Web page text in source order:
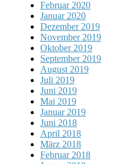
Februar 2020
Januar 2020
Dezember 2019
November 2019
Oktober 2019
September 2019
August 2019
Juli 2019
Juni 2019
Mai 2019
Januar 2019
Juni 2018
April 2018
März 2018
Februar 2018